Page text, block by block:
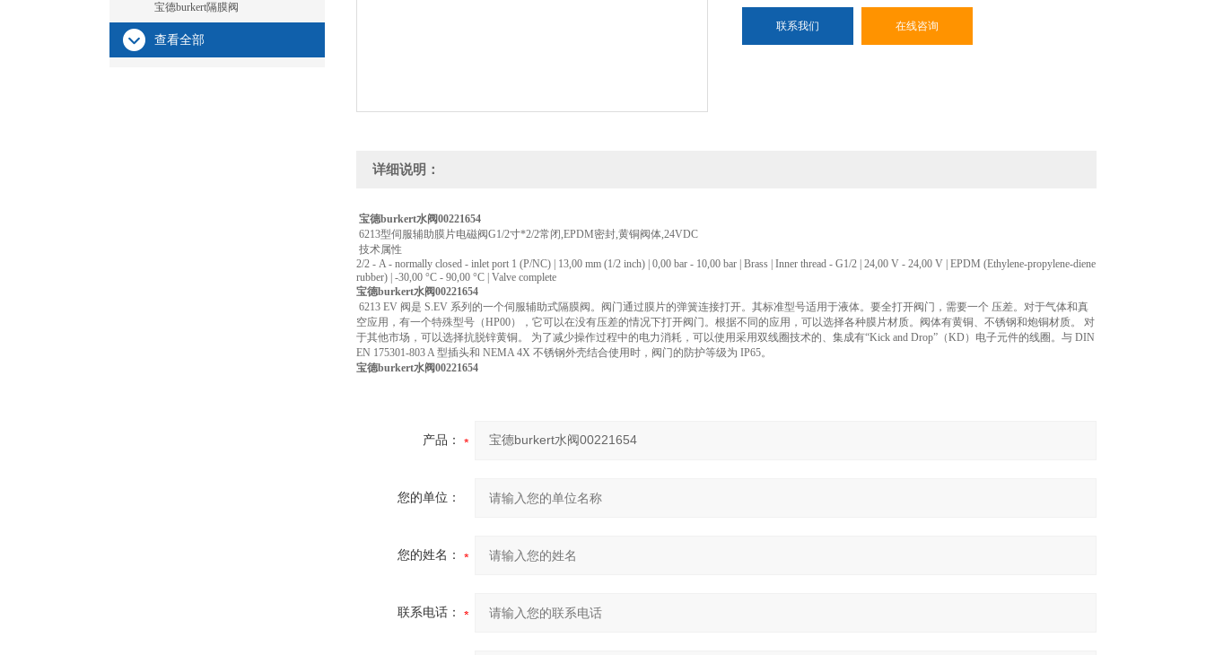
宝德burkert隔膜阀
查看全部
联系我们 在线咨询
详细说明：
宝德burkert水阀00221654
6213型伺服辅助膜片电磁阀G1/2寸*2/2常闭,EPDM密封,黄铜阀体,24VDC
技术属性
2/2 - A - normally closed - inlet port 1 (P/NC) | 13,00 mm (1/2 inch) | 0,00 bar - 10,00 bar | Brass | Inner thread - G1/2 | 24,00 V - 24,00 V | EPDM (Ethylene-propylene-diene
rubber) | -30,00 °C - 90,00 °C | Valve complete
宝德burkert水阀00221654
6213 EV 阀是 S.EV 系列的一个伺服辅助式隔膜阀。阀门通过膜片的弹簧连接打开。其标准型号适用于液体。要全打开阀门，需要一个 压差。对于气体和真
空应用，有一个特殊型号（HP00），它可以在没有压差的情况下打开阀门。根据不同的应用，可以选择各种膜片材质。阀体有黄铜、不锈钢和炮铜材质。 对
于其他市场，可以选择抗脱锌黄铜。 为了减少操作过程中的电力消耗，可以使用采用双线圈技术的、集成有“Kick and Drop”（KD）电子元件的线圈。与 DIN
EN 175301-803 A 型插头和 NEMA 4X 不锈钢外壳结合使用时，阀门的防护等级为 IP65。
宝德burkert水阀00221654
产品：
您的单位：
您的姓名：
联系电话：